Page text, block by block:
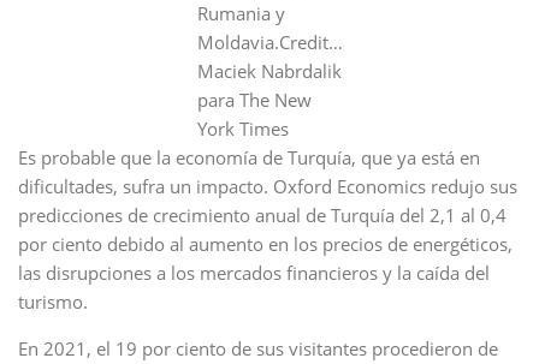
Rumania y
Moldavia.Credit…
Maciek Nabrdalik
para The New
York Times
Es probable que la economía de Turquía, que ya está en
dificultades, sufra un impacto. Oxford Economics redujo sus
predicciones de crecimiento anual de Turquía del 2,1 al 0,4
por ciento debido al aumento en los precios de energéticos,
las disrupciones a los mercados financieros y la caída del
turismo.
En 2021, el 19 por ciento de sus visitantes procedieron de